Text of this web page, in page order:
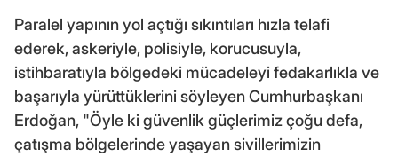
Paralel yapının yol açtığı sıkıntıları hızla telafi
ederek, askeriyle, polisiyle, korucusuyla,
istihbaratıyla bölgedeki mücadeleyi fedakarlıkla ve
başarıyla yürüttüklerini söyleyen Cumhurbaşkanı
Erdoğan, "Öyle ki güvenlik güçlerimiz çoğu defa,
çatışma bölgelerinde yaşayan sivillerimizin